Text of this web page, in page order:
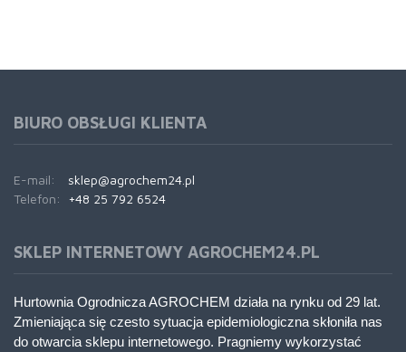
BIURO OBSŁUGI KLIENTA
E-mail:
sklep@agrochem24.pl
Telefon:
+48 25 792 6524
SKLEP INTERNETOWY AGROCHEM24.PL
Hurtownia Ogrodnicza AGROCHEM działa na rynku od 29 lat.
Zmieniająca się czesto sytuacja epidemiologiczna skłoniła nas
do otwarcia sklepu internetowego. Pragniemy wykorzystać